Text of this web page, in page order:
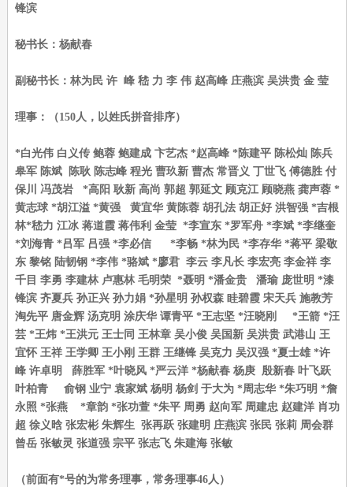
锋滨
秘书长：杨献春
副秘书长：林为民 许 峰 嵇 力 李 伟 赵高峰 庄燕滨 吴洪贵 金 莹
理事：（150人，以姓氏拼音排序）
*白光伟 白义传 鲍蓉 鲍建成 卞艺杰 *赵高峰 *陈建平 陈松灿 陈兵
皋军 陈斌 陈耿 陈志峰 程光 曹玖新 曹杰 常晋义 丁世飞 傅德胜 付
保川 冯茂岩 *高阳 耿新 高尚 郭超 郭延文 顾克江 顾晓燕 龚声蓉 *
黄志球 *胡江溢 *黄强 黄宜华 黄陈蓉 胡孔法 胡正好 洪智强 *吉根
林*嵇力 江冰 蒋道霞 蒋伟利 金莹 *李宣东 *罗军舟 *李斌 *李继奎
*刘海青 *吕军 吕强 *李必信 *李畅 *林为民 *李存华 *蒋平 梁敬
东 黎铭 陆韧钢 *李伟 *骆斌 *廖君 李云 李凡长 李宏亮 李金祥 李
千目 李勇 李建林 卢惠林 毛明荣 *聂明 *潘金贵 潘瑜 庞世明 *漆
锋滨 齐夏兵 孙正兴 孙力娟 *孙星明 孙权森 眭碧霞 宋天兵 施教芳
淘先平 唐金辉 汤克明 涂庆华 谭青平 *王志坚 *汪晓刚 *王箭 *汪
芸 *王炜 *王洪元 王士同 王林章 吴小俊 吴国新 吴洪贵 武港山 王
宜怀 王祥 王学卿 王小刚 王群 王继锋 吴克力 吴汉强 *夏士雄 *许
峰 许卓明 薛胜军 *叶晓风 *严云洋 *杨献春 杨庚 殷新春 叶飞跃
叶柏青 俞钢 业宁 袁家斌 杨明 杨剑 于大为 *周志华 *朱巧明 *詹
永照 *张燕 *章韵 *张功萱 *朱平 周勇 赵向军 周建忠 赵建洋 肖功
超 徐义晗 张宏彬 朱辉生 张再跃 张建明 庄燕滨 张民 张莉 周会群
曾岳 张敏灵 张道强 宗平 张志飞 朱建海 张敏
（前面有*号的为常务理事，常务理事46人）